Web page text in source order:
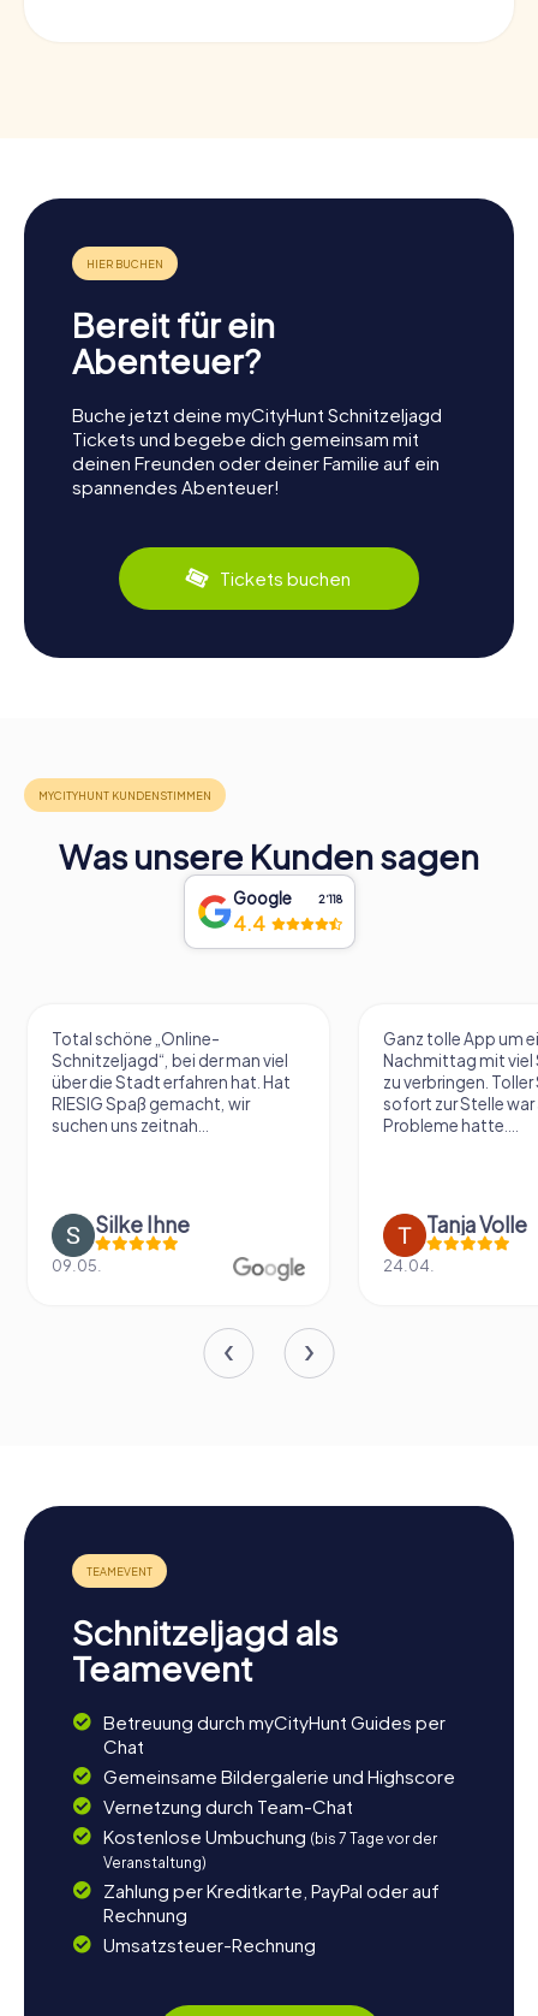
Bereit für ein
Abenteuer?
Buche jetzt deine myCityHunt Schnitzeljagd
Tickets und begebe dich gemeinsam mit
deinen Freunden oder deiner Familie auf ein
spannendes Abenteuer!
Tickets buchen
Was unsere Kunden sagen
Google 2‘118
4.4
Total schöne „Online-
Schnitzeljagd“, bei der man viel
über die Stadt erfahren hat. Hat
RIESIG Spaß gemacht, wir
suchen uns zeitnah...
Silke Ihne
09.05.
Ganz tolle App um
Nachmittag mit viel
zu verbringen.
sofort zur Stelle war
Probleme hatte....
Tanja Volle
24.04.
Schnitzeljagd als
Teamevent
Betreuung durch myCityHunt Guides per
Chat
Gemeinsame Bildergalerie und Highscore
Vernetzung durch Team-Chat
Kostenlose Umbuchung (bis 7 Tage vor der
Veranstaltung)
Zahlung per Kreditkarte, PayPal oder auf
Rechnung
Umsatzsteuer-Rechnung